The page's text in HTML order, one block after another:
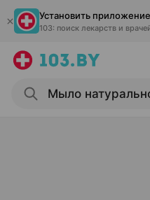
Установить приложение
103: поиск лекарств и